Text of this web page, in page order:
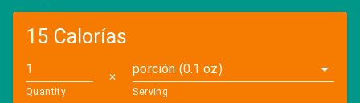
15 Calorías
Quantity
✕
porción (0.1 oz)
Serving